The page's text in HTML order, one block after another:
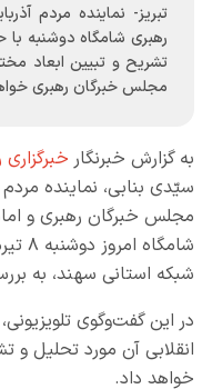
تبریز- نماینده مردم
رهبری شامگاه دوشنبه
تشریح و تبیین ابعاد
مجلس خبرگان رهبری
به گزارش خبرنگار خبرگزاری
سیّدی بنابی، نماینده
مجلس خبرگان رهبری و
شبکه استانی سهند، به
در این گفت‌وگوی
انقلابی آن مورد تحلیل و
خواهد داد.